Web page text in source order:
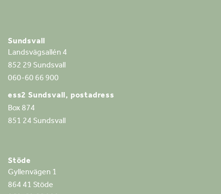
Sundsvall
Landsvägsallén 4
852 29 Sundsvall
060-60 66 900
ess2 Sundsvall, postadress
Box 874
851 24 Sundsvall
Stöde
Gyllenvägen 1
864 41 Stöde